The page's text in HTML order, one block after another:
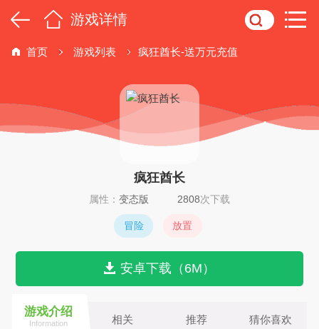
游戏详情
首页 游戏列表 疯狂酋长-送万元充值
疯狂酋长
属性： 变态版 2808次下载
冒险 放置
安卓下载（6M）
游戏介绍
Information 相关 推荐 猜你喜欢